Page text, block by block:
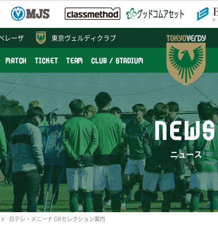
東京ヴェルディクラブ
MATCH TICKET TEAM CLUB / STADIUM
レーザ
NEWS
ニュース
日テレ・メニーナ GKセレクション案内